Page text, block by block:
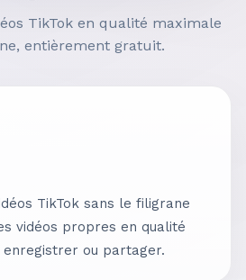
TikTok en qualité maximale
entièrement gratuit.
TikTok sans le filigrane
vidéos propres en qualité
ou partager.